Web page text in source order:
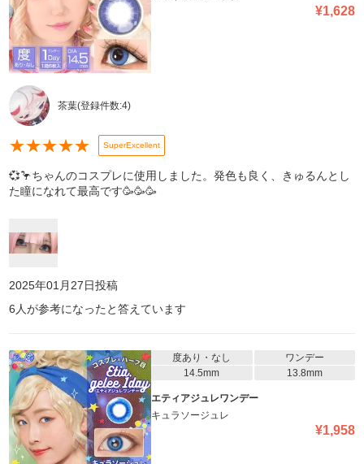
¥1,628
茶葉(登録件数:4)
★★★★★ SuperExcellent
💞🦩ちゃんのコスプレに使用しました。発色も良く、きゅるんとし
た瞳になれて最高です🥳🥳🥳
2025年01月27日投稿
6 人が参考になったと答えています
度あり・なし
ワンデー
14.5mm
13.8mm
エティアジュレワンデー
キュラソージュレ
¥1,958